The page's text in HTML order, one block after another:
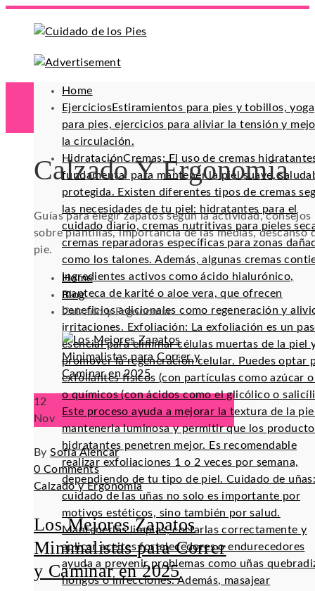
Home
EjerciciosEstiramientos para pies y tobillos, yoga
para pies, ejercicios para aliviar la tensión y
la circulación.
HidrataciónCremas: El uso de cremas
fundamental para mantener la piel suave,
protegida. Existen diferentes tipos de cremas
las necesidades de tu piel: hidratantes para el
cuidado diario, cremas nutritivas para pieles
cremas reparadoras específicas para zonas
como los talones. Además, algunas cremas
ingredientes activos como ácido hialurónico,
manteca de karité o aloe vera, que ofrecen
beneficios adicionales como regeneración y
irritaciones. Exfoliación: La exfoliación es un
esencial para eliminar células muertas de la piel
promover la regeneración celular. Puedes optar
exfoliantes físicos (con partículas como azúcar o
o químicos (con ácidos como el glicólico o
Este proceso ayuda a mejorar la textura de la
mantenerla luminosa y permitir que los
hidratantes penetren mejor. Es recomendable
realizar exfoliaciones 1 o 2 veces por semana,
dependiendo de tu tipo de piel. Cuidado de
cuidado de las uñas no solo es importante por
motivos estéticos, sino también por salud.
Mantenerlas limpias, cortarlas correctamente y
aplicar aceites fortalecedores o endurecedores
ayuda a prevenir problemas como uñas
hongos o infecciones. Además, masajear
Calzado Y Ergonomía
Guías para elegir zapatos según la actividad, consejos
sobre plantillas, importancia de las medias, descanso
pie.
Home
Blog
Calzado y Ergonomía
12
Nov
BySofía Alencar
0 Comments
Calzado y Ergonomía
Los Mejores Zapatos
Minimalistas para Correr
y Caminar en 2025